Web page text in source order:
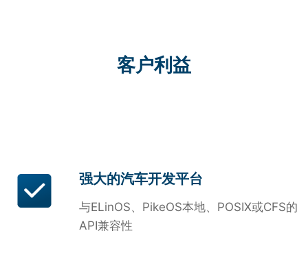
客户利益
强大的汽车开发平台
与ELinOS、PikeOS本地、POSIX或CFS的
API兼容性